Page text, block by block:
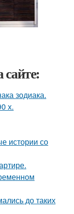
зодиака.
х.
истории со
до таких